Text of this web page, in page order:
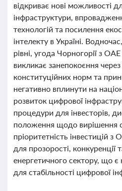
відкриває нові можливості
інфраструктури,
технологій та посилення
інтелекту в Україні.
рівні, угода Чорногорії з
викликає занепокоєння
конституційних норм та
негативно вплинути на
розвиток цифрової
процедури для інвесторів,
положення щодо вирішення
пріоритетність інвестицій
для прозорості, конкуренції
енергетичного сектору, що
для стабільності цифрової